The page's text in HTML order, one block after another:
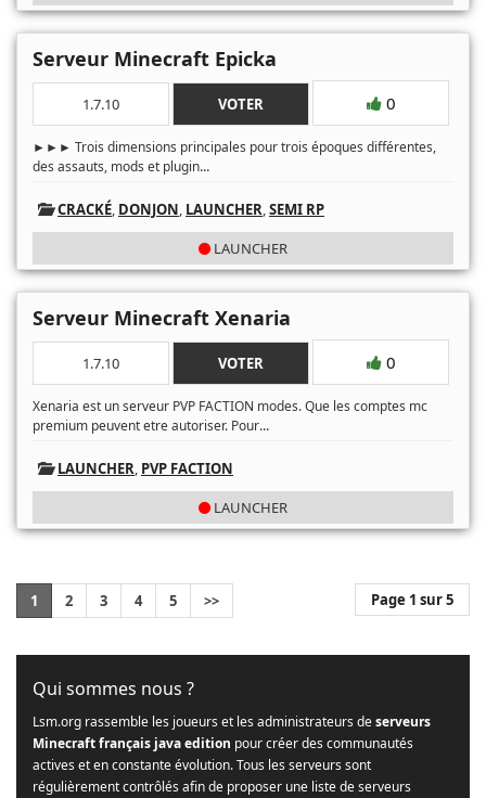
Serveur Minecraft Epicka
1.7.10 VOTER 0
►►► Trois dimensions principales pour trois époques différentes,
des assauts, mods et plugin...
CRACKÉ, DONJON, LAUNCHER,SEMI RP
LAUNCHER
Serveur Minecraft Xenaria
1.7.10 VOTER 0
Xenaria est un serveur PVP FACTION modes. Que les comptes mc
premium peuvent etre autoriser. Pour...
LAUNCHER, PVP FACTION
LAUNCHER
1 2 3 4 5 >> Page 1 sur 5
Qui sommes nous ?
Lsm.org rassemble les joueurs et les administrateurs deserveurs
Minecraft français java edition pour créer des communautés
actives et en constante évolution. Tous les serveurs sont
régulièrement contrôlés afin de proposer une liste de serveurs